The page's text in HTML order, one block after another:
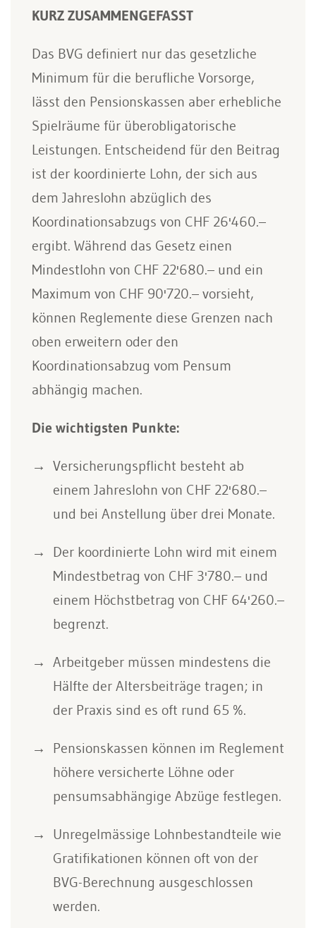
KURZ ZUSAMMENGEFASST
Das BVG definiert nur das gesetzliche
Minimum für die berufliche Vorsorge,
lässt den Pensionskassen aber erhebliche
Spielräume für überobligatorische
Leistungen. Entscheidend für den Beitrag
ist der koordinierte Lohn, der sich aus
dem Jahreslohn abzüglich des
Koordinationsabzugs von CHF 26'460.–
ergibt. Während das Gesetz einen
Mindestlohn von CHF 22'680.– und ein
Maximum von CHF 90'720.– vorsieht,
können Reglemente diese Grenzen nach
oben erweitern oder den
Koordinationsabzug vom Pensum
abhängig machen.
Die wichtigsten Punkte:
Versicherungspflicht besteht ab
einem Jahreslohn von CHF 22'680.–
und bei Anstellung über drei Monate.
Der koordinierte Lohn wird mit einem
Mindestbetrag von CHF 3'780.– und
einem Höchstbetrag von CHF 64'260.–
begrenzt.
Arbeitgeber müssen mindestens die
Hälfte der Altersbeiträge tragen; in
der Praxis sind es oft rund 65 %.
Pensionskassen können im Reglement
höhere versicherte Löhne oder
pensumsabhängige Abzüge festlegen.
Unregelmässige Lohnbestandteile wie
Gratifikationen können oft von der
BVG-Berechnung ausgeschlossen
werden.